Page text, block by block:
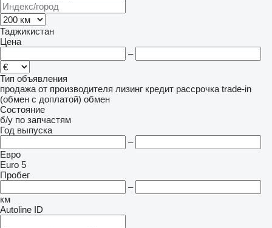
Таджикистан
Цена
–
Тип объявления
продажа от производителя лизинг кредит рассрочка trade-in
(обмен с доплатой) обмен
Состояние
б/у по запчастям
Год выпуска
–
Евро
Euro 5
Пробег
–
км
Autoline ID